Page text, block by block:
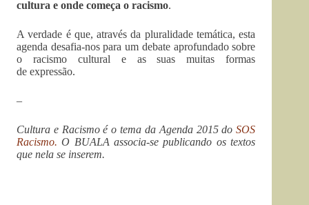
cultura e onde começa o racismo.
A verdade é que, através da pluralidade temática, esta
agenda desafia-nos para um debate aprofundado sobre
o racismo cultural e as suas muitas formas
de expressão.
–
Cultura e Racismo é o tema da Agenda 2015 doSOS
Racismo. O BUALA associa-se publicando os textos
que nela se inserem.